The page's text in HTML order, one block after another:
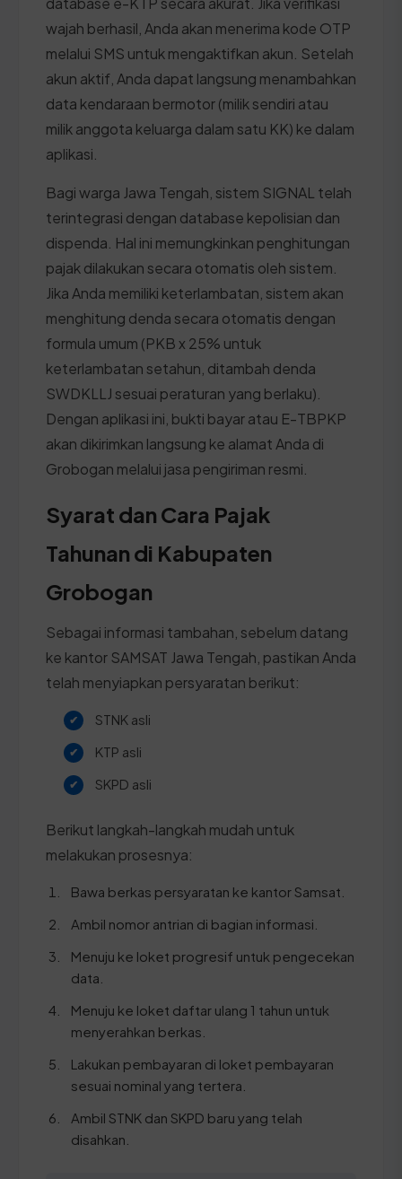
wajah berhasil, Anda akan menerima kode OTP
melalui SMS untuk mengaktifkan akun. Setelah
akun aktif, Anda dapat langsung menambahkan
data kendaraan bermotor (milik sendiri atau
milik anggota keluarga dalam satu KK) ke dalam
aplikasi.
Bagi warga Jawa Tengah, sistem SIGNAL telah
terintegrasi dengan database kepolisian dan
dispenda. Hal ini memungkinkan penghitungan
pajak dilakukan secara otomatis oleh sistem.
Jika Anda memiliki keterlambatan, sistem akan
menghitung denda secara otomatis dengan
formula umum (PKB x 25% untuk
keterlambatan setahun, ditambah denda
SWDKLLJ sesuai peraturan yang berlaku).
Dengan aplikasi ini, bukti bayar atau E-TBPKP
akan dikirimkan langsung ke alamat Anda di
Grobogan melalui jasa pengiriman resmi.
Syarat dan Cara Pajak
Tahunan di Kabupaten
Grobogan
Sebagai informasi tambahan, sebelum datang
ke kantor SAMSAT Jawa Tengah, pastikan Anda
telah menyiapkan persyaratan berikut:
STNK asli
KTP asli
SKPD asli
Berikut langkah-langkah mudah untuk
melakukan prosesnya:
Bawa berkas persyaratan ke kantor Samsat.
Ambil nomor antrian di bagian informasi.
Menuju ke loket progresif untuk pengecekan
data.
Menuju ke loket daftar ulang 1 tahun untuk
menyerahkan berkas.
Lakukan pembayaran di loket pembayaran
sesuai nominal yang tertera.
Ambil STNK dan SKPD baru yang telah
disahkan.